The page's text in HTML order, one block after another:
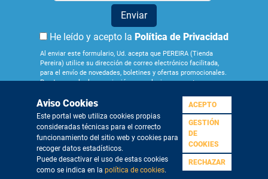
Enviar
He leído y acepto la Política de Privacidad
Al enviar este formulario, Ud. acepta que PEREIRA (Tienda
Pereira) utilice su dirección de correo electrónico facilitada,
para el envío de novedades, boletines y ofertas promocionales.
Puede cancelar la suscripción en cualquier momento por
Obtenga más información sobre la gestión de sus datos y
derechos en nuestra
Política de Privacidad
baja de nuestra newsletter pulseaquí
¿Quiénes
somos?
Aviso
Legal
Condiciones
Generales
Política de
Privacidad
Aviso Cookies
Este portal web utiliza cookies propias
consideradas técnicas para el correcto
funcionamiento del sitio web y cookies para
recoger datos estadísticos.
Puede desactivar el uso de estas cookies
como se indica en la política de cookies.
ACEPTO
GESTIÓN
DE
COOKIES
RECHAZAR